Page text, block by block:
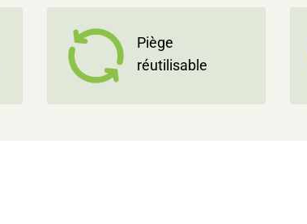
Piège
réutilisable